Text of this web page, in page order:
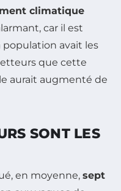
climatique
car il est
population avait les
que cette
aurait augmenté de
SONT LES
en moyenne, sept